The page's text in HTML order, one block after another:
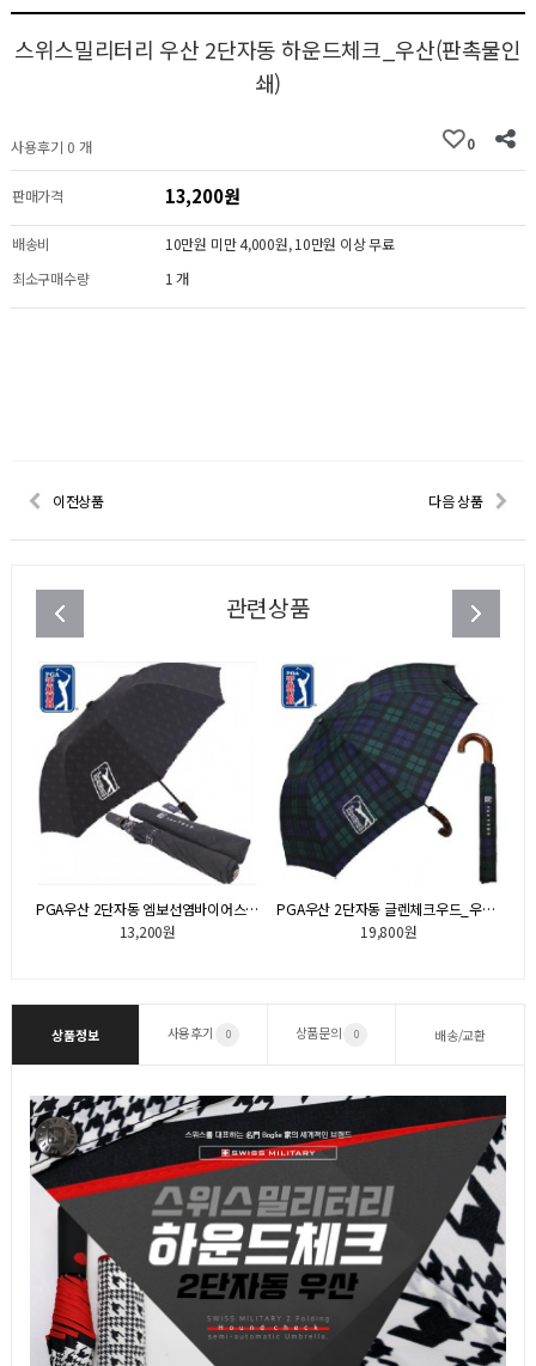
스위스밀리터리 우산 2단자동 하운드체크_우산(판촉물인
쇄)
사용후기 0 개 0
판매가격 13,200원
배송비
10만원 미만 4,000원, 10만원 이상 무료
최소구매수량
1 개
이전상품 다음 상품
관련상품
PGA우산 2단자동 엠보선염바이어스_우산(판촉물인쇄)
13,200원
PGA우산 2단자동 글렌체크우드_우산(판촉물인쇄)
19,800원
상품정보 사용후기 0 상품문의 0 배송/교환